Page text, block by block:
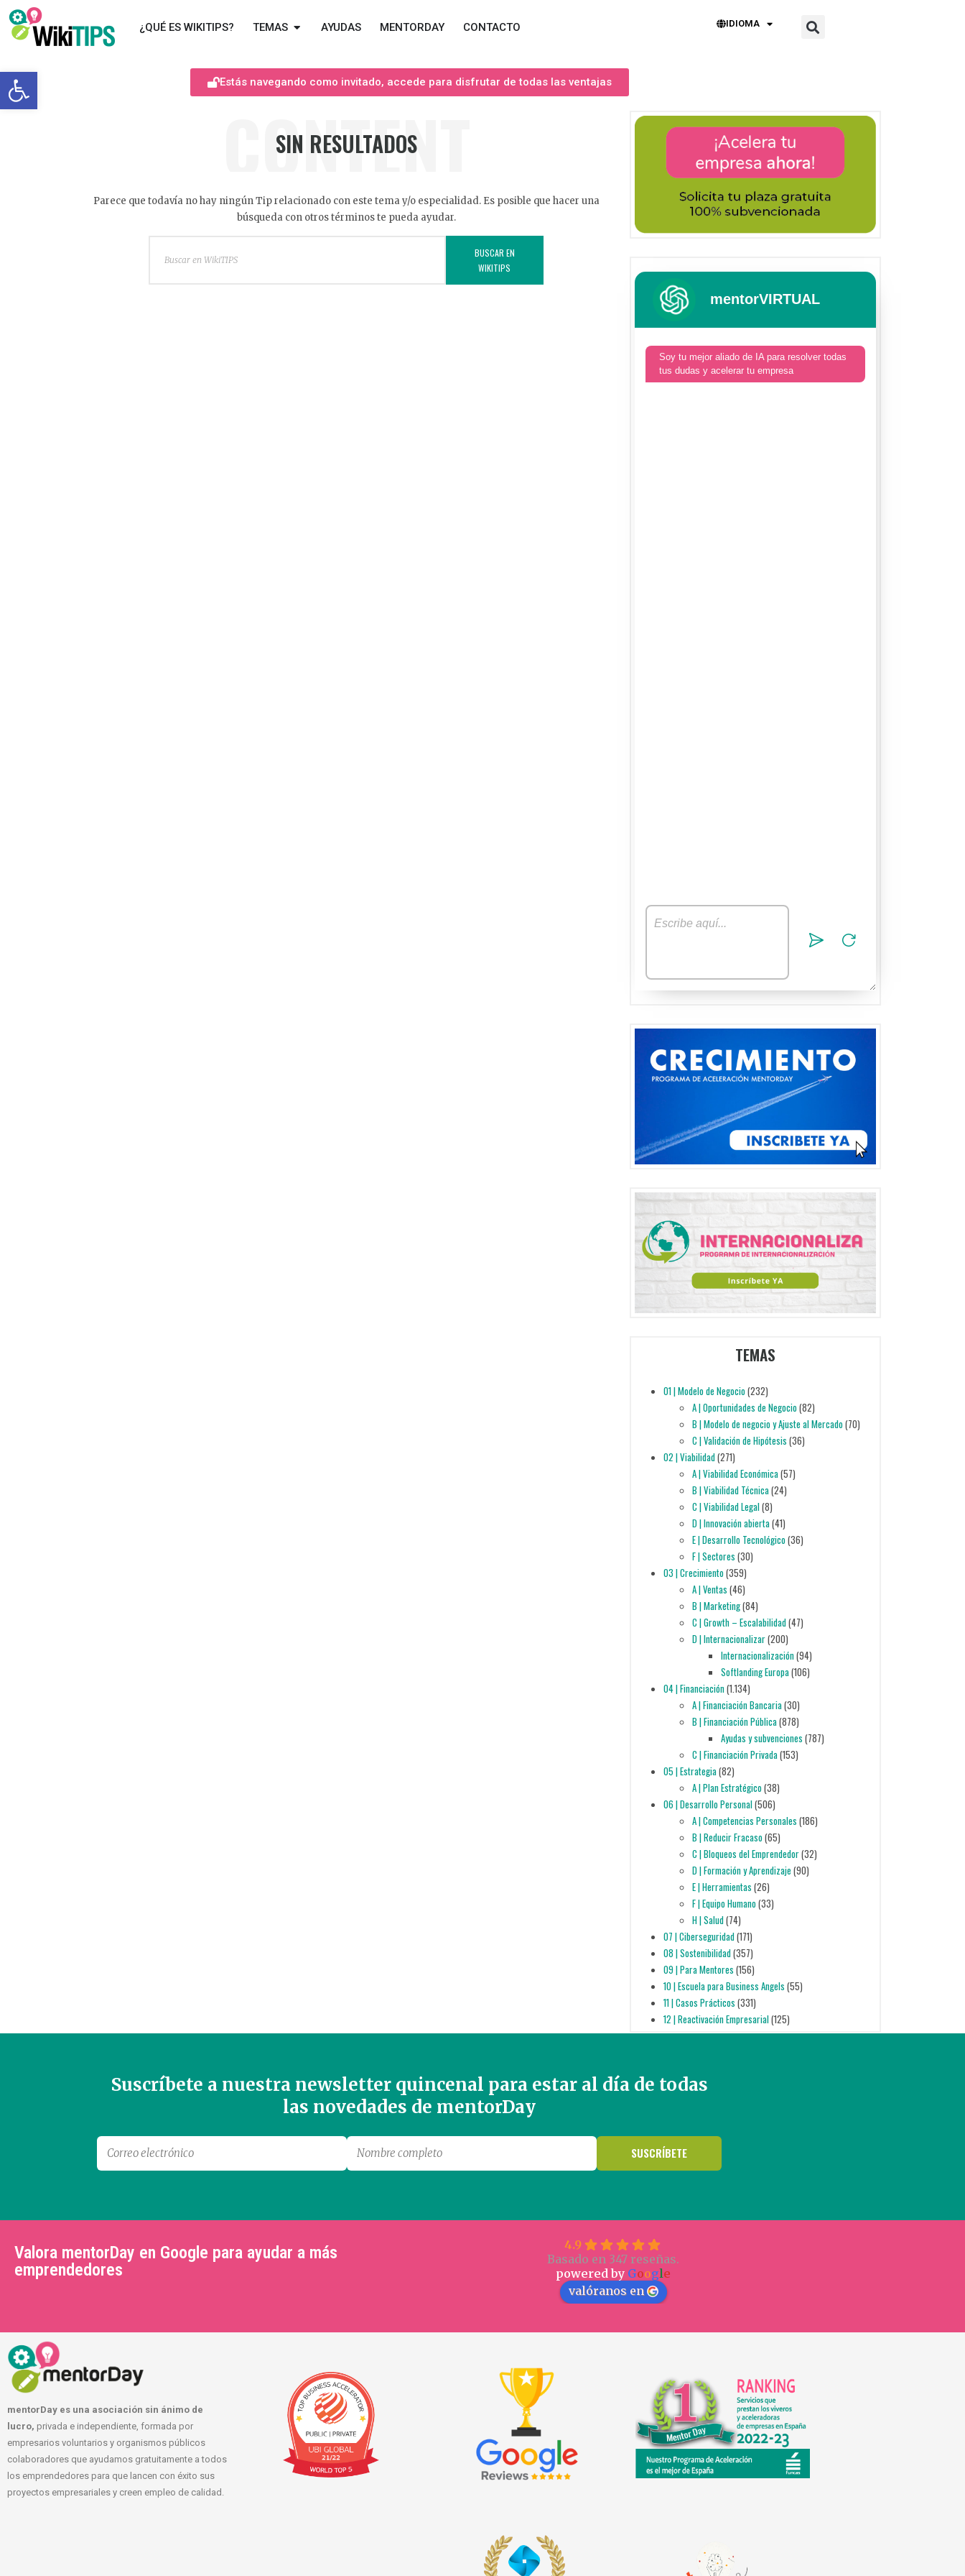
Abrir barra de herramientas
¿QUÉ ES WIKITIPS? TEMAS AYUDAS MENTORDAY CONTACTO IDIOMA
Estás navegando como invitado, accede para disfrutar de todas las ventajas
CONTENT
SIN RESULTADOS
Parece que todavía no hay ningún Tip relacionado con este tema y/o especialidad. Es posible que hacer una
búsqueda con otros términos te pueda ayudar.
BUSCAR EN
WIKITIPS
mentorVIRTUAL
Soy tu mejor aliado de IA para resolver todas
tus dudas y acelerar tu empresa
TEMAS
01 | Modelo de Negocio(232)
A | Oportunidades de Negocio(82)
B | Modelo de negocio y Ajuste al Mercado(70)
C | Validación de Hipótesis (36)
02 | Viabilidad(271)
A | Viabilidad Económica(57)
B | Viabilidad Técnica(24)
C | Viabilidad Legal(8)
D | Innovación abierta(41)
E | Desarrollo Tecnológico(36)
F | Sectores (30)
03 | Crecimiento(359)
A | Ventas (46)
B | Marketing(84)
C | Growth – Escalabilidad(47)
D | Internacionalizar(200)
Internacionalización(94)
Softlanding Europa(106)
04 | Financiación(1.134)
A | Financiación Bancaria(30)
B | Financiación Pública(878)
Ayudas y subvenciones (787)
C | Financiación Privada(153)
05 | Estrategia(82)
A | Plan Estratégico(38)
06 | Desarrollo Personal(506)
A | Competencias Personales (186)
B | Reducir Fracaso(65)
C | Bloqueos del Emprendedor(32)
D | Formación y Aprendizaje (90)
E | Herramientas (26)
F | Equipo Humano(33)
H | Salud(74)
07 | Ciberseguridad(171)
08 | Sostenibilidad(357)
09 | Para Mentores (156)
10 | Escuela para Business Angels (55)
11 | Casos Prácticos (331)
12 | Reactivación Empresarial(125)
Suscríbete a nuestra newsletter quincenal para estar al día de todas
las novedades de mentorDay
Valora mentorDay en Google para ayudar a más
emprendedores
4.9
Basado en 347 reseñas.
powered by Google
valóranos en
mentorDay es una asociación sin ánimo de
lucro, privada e independiente, formada por
empresarios voluntarios y organismos públicos
colaboradores que ayudamos gratuitamente a todos
los emprendedores para que lancen con éxito sus
proyectos empresariales y creen empleo de calidad.